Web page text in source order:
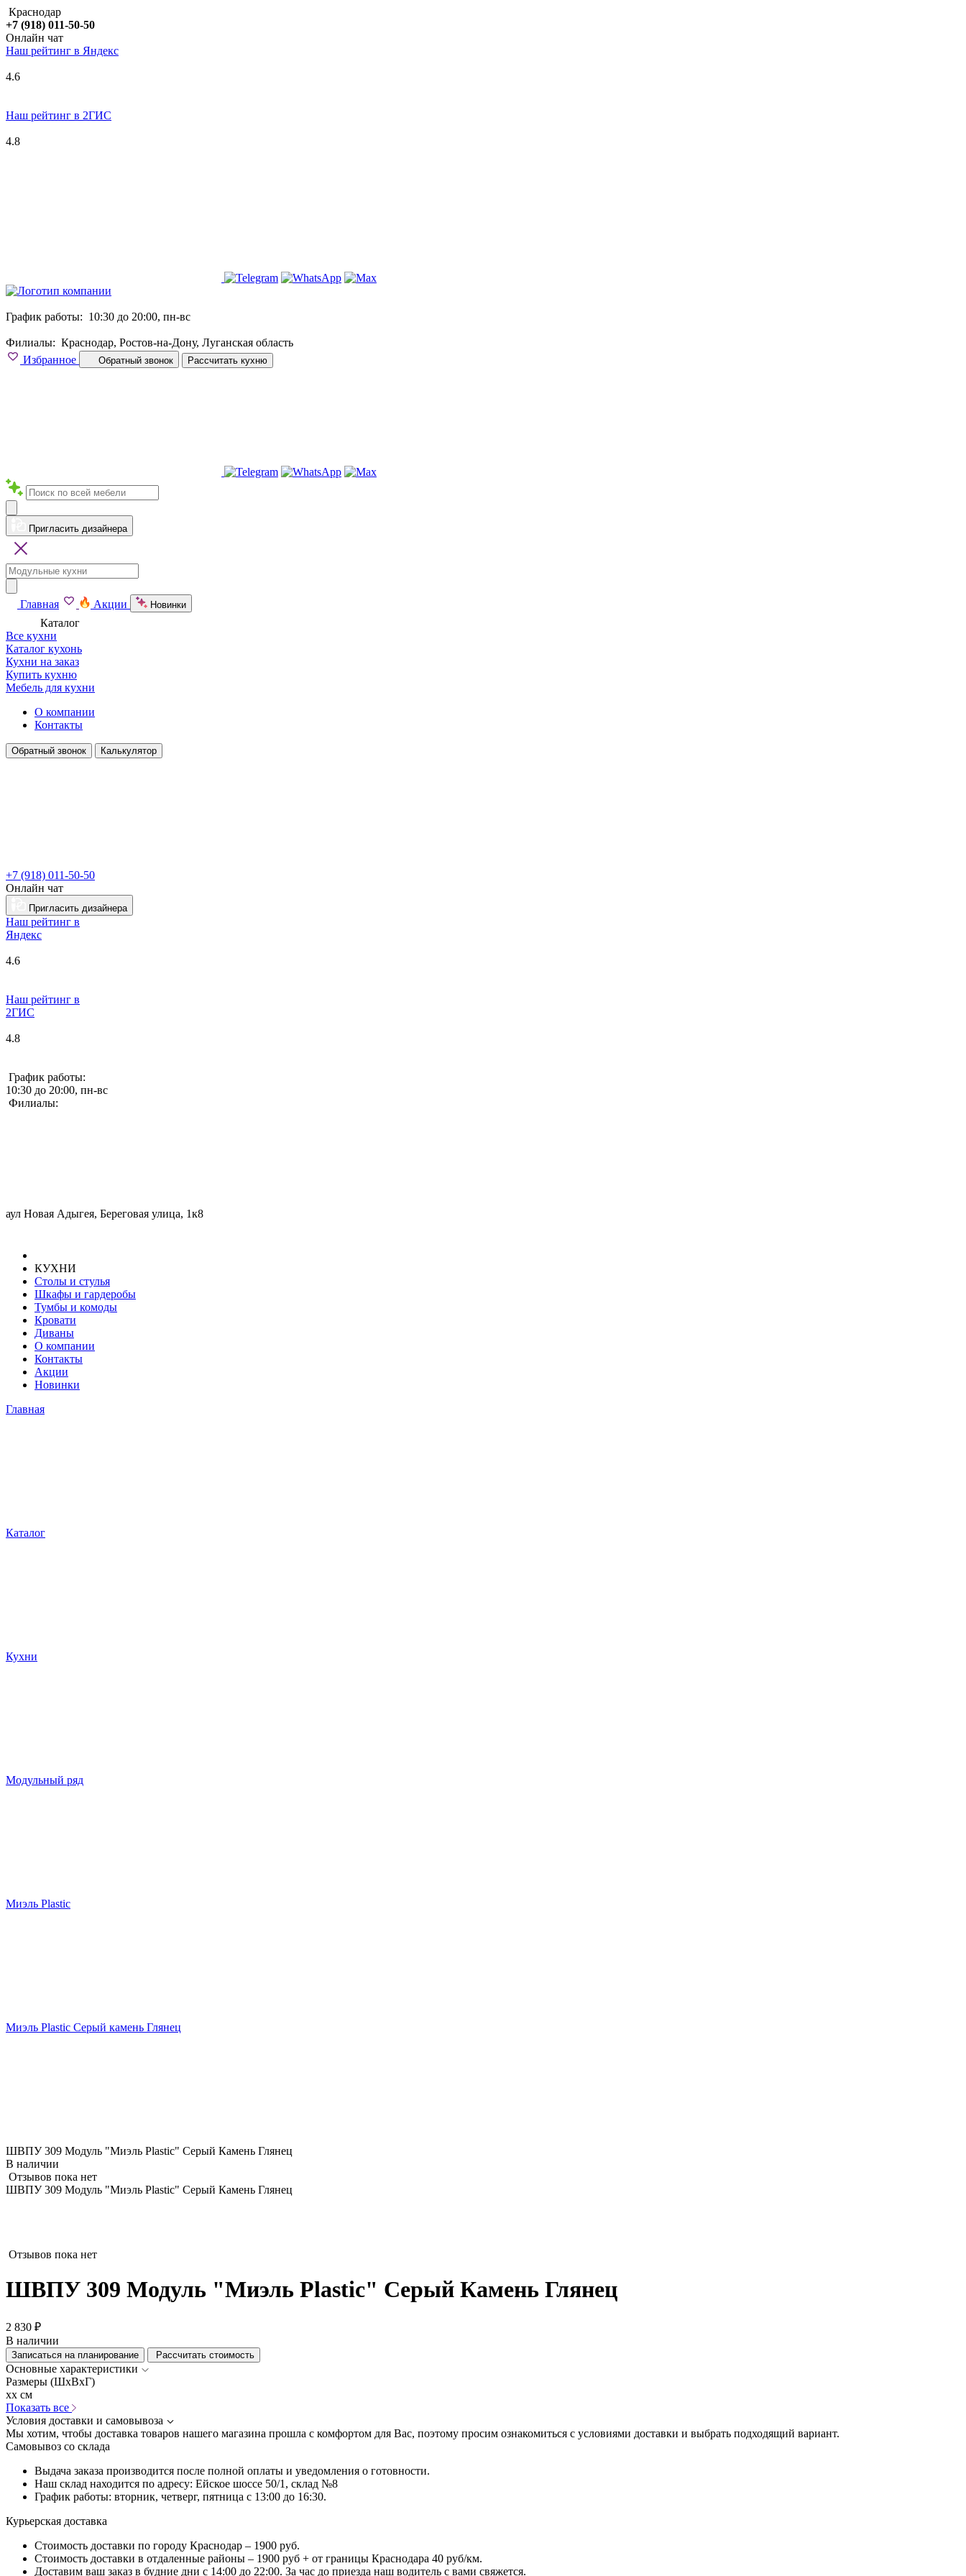
Краснодар
+7 (918) 011-50-50
Онлайн чат
Наш рейтинг в Яндекс
4.6
Наш рейтинг в 2ГИС
4.8
График работы: 10:30 до 20:00, пн-вс
Филиалы: Краснодар, Ростов-на-Дону, Луганская область
Избранное
Обратный звонок Рассчитать кухню
Пригласить дизайнера
Главная Акции Новинки
Каталог
Все кухни
Каталог кухонь
Кухни на заказ
Купить кухню
Мебель для кухни
О компании
Контакты
Обратный звонок Калькулятор
+7 (918) 011-50-50
Онлайн чат
Пригласить дизайнера
Наш рейтинг в
Яндекс
4.6
Наш рейтинг в
2ГИС
4.8
График работы:
10:30 до 20:00, пн-вс
Филиалы:
аул Новая Адыгея, Береговая улица, 1к8
КУХНИ
Столы и стулья
Шкафы и гардеробы
Тумбы и комоды
Кровати
Диваны
О компании
Контакты
Акции
Новинки
Главная
Каталог
Кухни
Модульный ряд
Миэль Plastic
Миэль Plastic Серый камень Глянец
ШВПУ 309 Модуль "Миэль Plastic" Серый Камень Глянец
В наличии
Отзывов пока нет
ШВПУ 309 Модуль "Миэль Plastic" Серый Камень Глянец
Отзывов пока нет
ШВПУ 309 Модуль "Миэль Plastic" Серый Камень Глянец
2 830 ₽
В наличии
Записаться на планирование Рассчитать стоимость
Основные характеристики
Размеры (ШхВхГ)
xx см
Показать все
Условия доставки и самовывоза
Мы хотим, чтобы доставка товаров нашего магазина прошла с комфортом для Вас, поэтому просим ознакомиться с условиями доставки и выбрать подходящий вариант.
Самовывоз со склада
Выдача заказа производится после полной оплаты и уведомления о готовности.
Наш склад находится по адресу: Ейское шоссе 50/1, склад №8
График работы: вторник, четверг, пятница с 13:00 до 16:30.
Курьерская доставка
Стоимость доставки по городу Краснодар – 1900 руб.
Стоимость доставки в отдаленные районы – 1900 руб + от границы Краснодара 40 руб/км.
Доставим ваш заказ в будние дни с 14:00 до 22:00. За час до приезда наш водитель с вами свяжется.